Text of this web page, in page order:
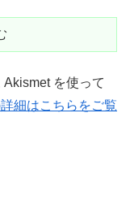
を使って
細はこちらをご覧